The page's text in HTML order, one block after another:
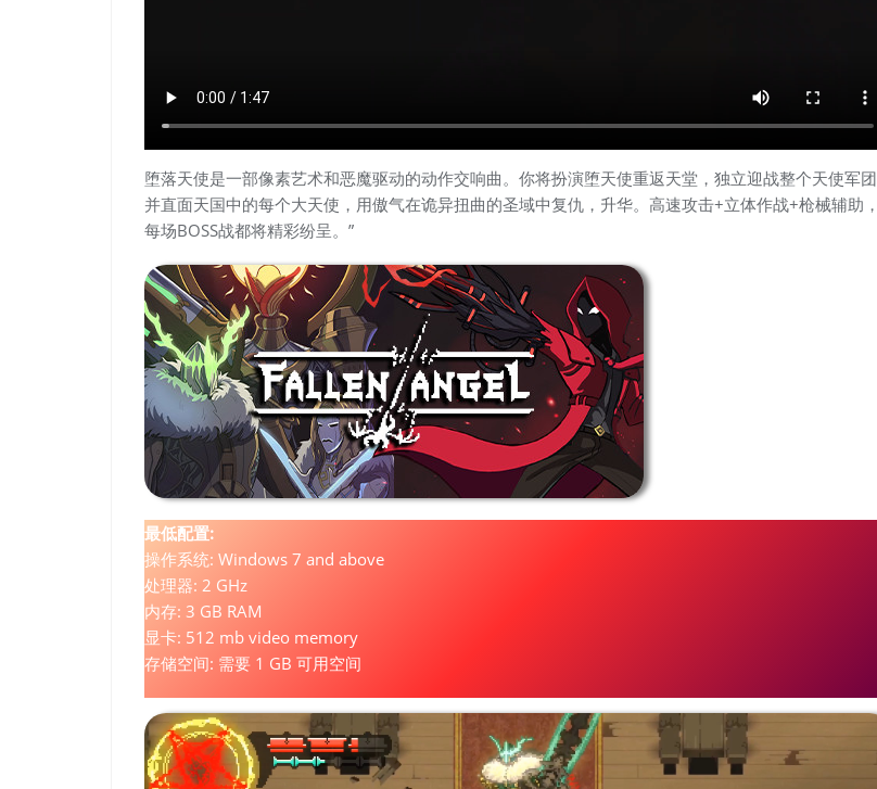
堕落天使是一部像素艺术和恶魔驱动的动作交响曲。你将扮演堕天使重返天堂，独立迎战整个天使军团
并直面天国中的每个大天使，用傲气在诡异扭曲的圣域中复仇，升华。高速攻击+立体作战+枪械辅助，
每场BOSS战都将精彩纷呈。”
最低配置:
操作系统: Windows 7 and above
处理器: 2 GHz
内存: 3 GB RAM
显卡: 512 mb video memory
存储空间: 需要 1 GB 可用空间